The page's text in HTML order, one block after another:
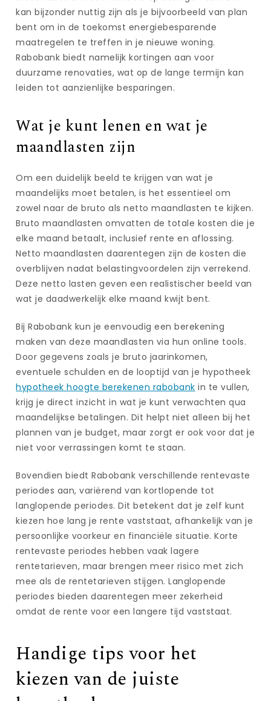
kan bijzonder nuttig zijn als je bijvoorbeeld van plan
bent om in de toekomst energiebesparende
maatregelen te treffen in je nieuwe woning.
Rabobank biedt namelijk kortingen aan voor
duurzame renovaties, wat op de lange termijn kan
leiden tot aanzienlijke besparingen.
Wat je kunt lenen en wat je
maandlasten zijn
Om een duidelijk beeld te krijgen van wat je
maandelijks moet betalen, is het essentieel om
zowel naar de bruto als netto maandlasten te kijken.
Bruto maandlasten omvatten de totale kosten die je
elke maand betaalt, inclusief rente en aflossing.
Netto maandlasten daarentegen zijn de kosten die
overblijven nadat belastingvoordelen zijn verrekend.
Deze netto lasten geven een realistischer beeld van
wat je daadwerkelijk elke maand kwijt bent.
Bij Rabobank kun je eenvoudig een berekening
maken van deze maandlasten via hun online tools.
Door gegevens zoals je bruto jaarinkomen,
eventuele schulden en de looptijd van je hypotheek
hypotheek hoogte berekenen rabobank in te vullen,
krijg je direct inzicht in wat je kunt verwachten qua
maandelijkse betalingen. Dit helpt niet alleen bij het
plannen van je budget, maar zorgt er ook voor dat je
niet voor verrassingen komt te staan.
Bovendien biedt Rabobank verschillende rentevaste
periodes aan, variërend van kortlopende tot
langlopende periodes. Dit betekent dat je zelf kunt
kiezen hoe lang je rente vaststaat, afhankelijk van je
persoonlijke voorkeur en financiële situatie. Korte
rentevaste periodes hebben vaak lagere
rentetarieven, maar brengen meer risico met zich
mee als de rentetarieven stijgen. Langlopende
periodes bieden daarentegen meer zekerheid
omdat de rente voor een langere tijd vaststaat.
Handige tips voor het
kiezen van de juiste